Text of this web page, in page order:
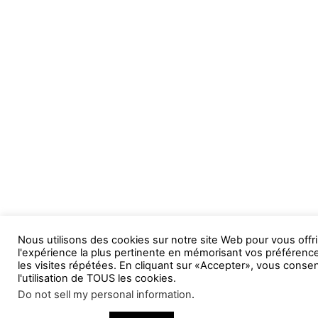
Nous utilisons des cookies sur notre site Web pour vous
l'expérience la plus pertinente en mémorisant vos
les visites répétées. En cliquant sur «Accepter», vous
l'utilisation de TOUS les cookies.
Do not sell my personal information.